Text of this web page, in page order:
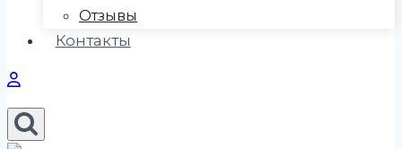
Отзывы
Контакты